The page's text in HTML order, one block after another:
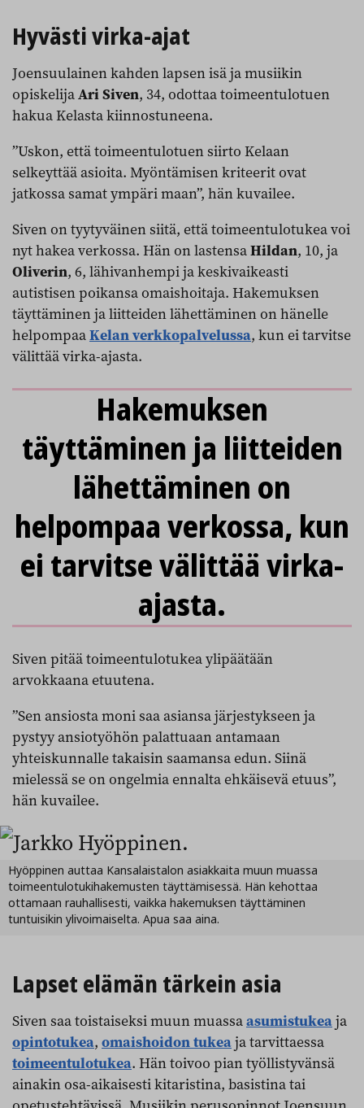
Hyvästi virka-ajat
Joensuulainen kahden lapsen isä ja musiikin
opiskelijaAri Siven, 34, odottaa toimeentulotuen
hakua Kelasta kiinnostuneena.
”Uskon, että toimeentulotuen siirto Kelaan
selkeyttää asioita. Myöntämisen kriteerit ovat
jatkossa samat ympäri maan”, hän kuvailee.
Siven on tyytyväinen siitä, että toimeentulotukea voi
nyt hakea verkossa. Hän on lastensaHildan, 10, ja
Oliverin, 6, lähivanhempi ja keskivaikeasti
autistisen poikansa omaishoitaja. Hakemuksen
täyttäminen ja liitteiden lähettäminen on hänelle
helpompaaKelan verkkopalvelussa, kun ei tarvitse
välittää virka-ajasta.
Hakemuksen
täyttäminen ja liitteiden
lähettäminen on
helpompaa verkossa, kun
ei tarvitse välittää virka-
ajasta.
Siven pitää toimeentulotukea ylipäätään
arvokkaana etuutena.
”Sen ansiosta moni saa asiansa järjestykseen ja
pystyy ansiotyöhön palattuaan antamaan
yhteiskunnalle takaisin saamansa edun. Siinä
mielessä se on ongelmia ennalta ehkäisevä etuus”,
hän kuvailee.
Hyöppinen auttaa Kansalaistalon asiakkaita muun muassa
toimeentulotukihakemusten täyttämisessä. Hän kehottaa
ottamaan rauhallisesti, vaikka hakemuksen täyttäminen
tuntuisikin ylivoimaiselta. Apua saa aina.
Lapset elämän tärkein asia
Siven saa toistaiseksi muun muassaasumistukeaja
opintotukea, omaishoidon tukeaja tarvittaessa
toimeentulotukea. Hän toivoo pian työllistyvänsä
ainakin osa-aikaisesti kitaristina, basistina tai